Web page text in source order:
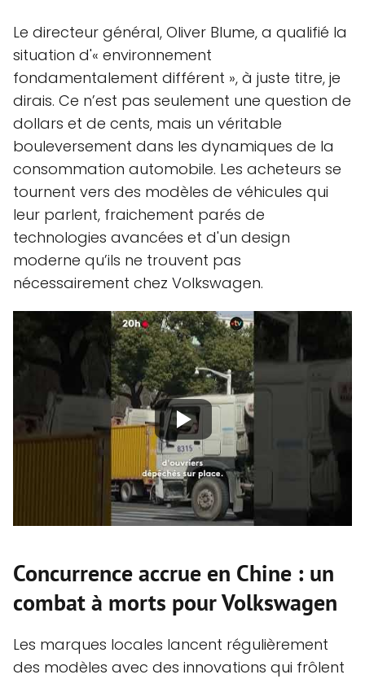
Le directeur général, Oliver Blume, a qualifié la
situation d'« environnement
fondamentalement différent », à juste titre, je
dirais. Ce n’est pas seulement une question de
dollars et de cents, mais un véritable
bouleversement dans les dynamiques de la
consommation automobile. Les acheteurs se
tournent vers des modèles de véhicules qui
leur parlent, fraichement parés de
technologies avancées et d'un design
moderne qu’ils ne trouvent pas
nécessairement chez Volkswagen.
Concurrence accrue en Chine : un
combat à morts pour Volkswagen
Les marques locales lancent régulièrement
des modèles avec des innovations qui frôlent